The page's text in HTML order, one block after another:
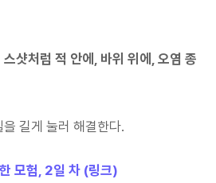
샷처럼 적 안에, 바위 위에, 오염 종
길게 눌러 해결한다.
모험, 2일 차 (링크)